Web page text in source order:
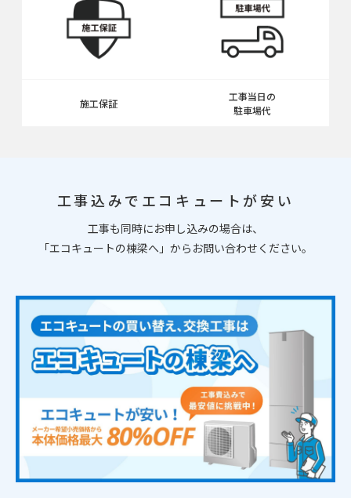
施工保証
工事当日の
駐車場代
工事込みでエコキュートが安い
工事も同時にお申し込みの場合は、
「エコキュートの棟梁へ」からお問い合わせください。